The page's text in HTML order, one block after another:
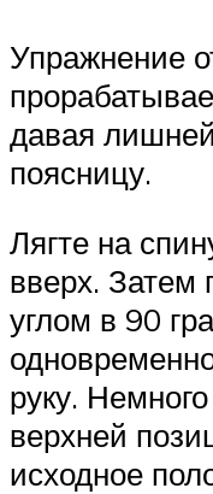
Упражнение
давая
поясницу.
Лягте на
вверх. Затем
углом в 90
руку.
верхней
исходное